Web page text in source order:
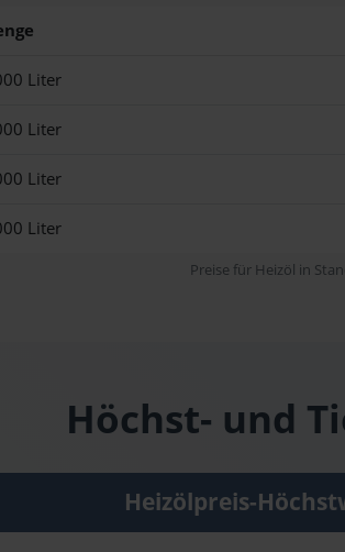
Liter
Liter
Liter
Liter
Preise für Heizöl in
Höchst- und
Heizölpreis-